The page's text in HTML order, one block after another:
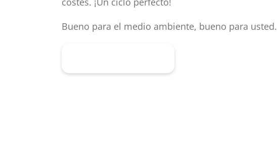
Bueno para el medio ambiente, bueno para usted.